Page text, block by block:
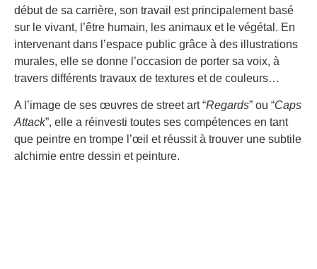
début de sa carrière, son travail est principalement basé
sur le vivant, l’être humain, les animaux et le végétal. En
intervenant dans l’espace public grâce à des illustrations
murales, elle se donne l’occasion de porter sa voix, à
travers différents travaux de textures et de couleurs…
A l’image de ses œuvres de street art “Regards” ou “Caps
Attack”, elle a réinvesti toutes ses compétences en tant
que peintre en trompe l’œil et réussit à trouver une subtile
alchimie entre dessin et peinture.